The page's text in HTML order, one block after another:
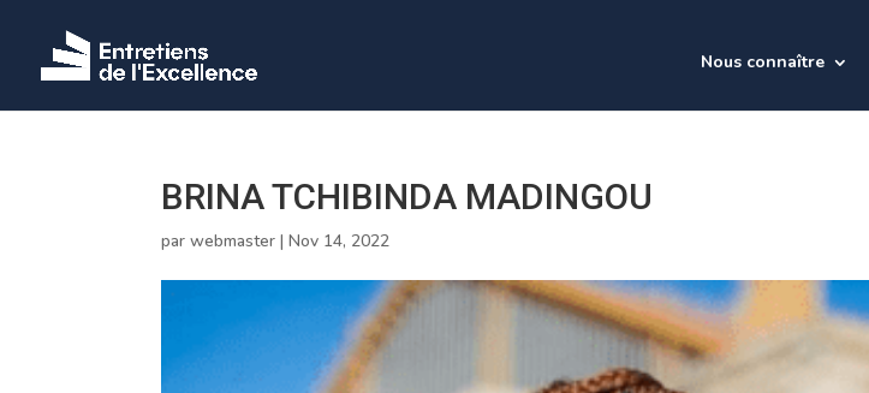
Nous connaître
BRINA TCHIBINDA MADINGOU
parwebmaster |Nov 14, 2022